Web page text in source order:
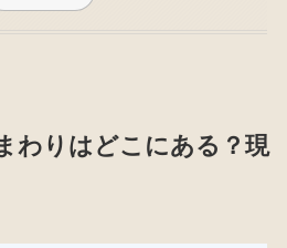
わりはどこにある？現